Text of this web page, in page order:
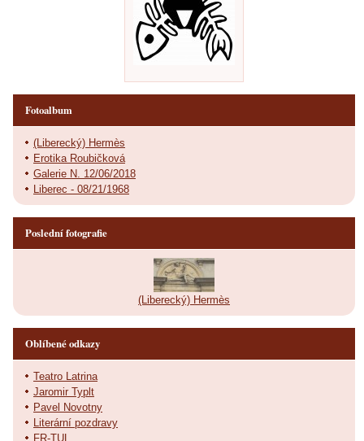
Fotoalbum
(Liberecký) Hermès
Erotika Roubičková
Galerie N. 12/06/2018
Liberec - 08/21/1968
Poslední fotografie
(Liberecký) Hermès
Oblíbené odkazy
Teatro Latrina
Jaromir Typlt
Pavel Novotny
Literární pozdravy
FR-TUL